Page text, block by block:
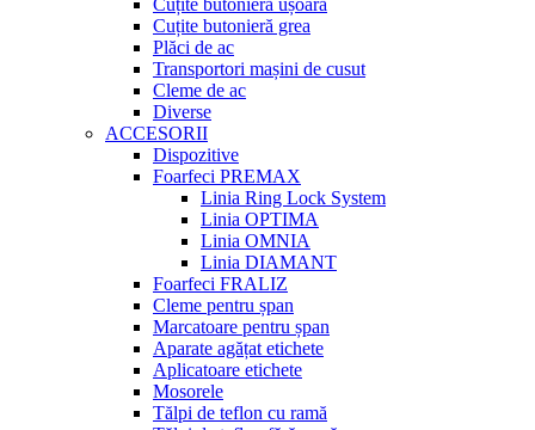
Cuțite butonieră ușoară
Cuțite butonieră grea
Plăci de ac
Transportori mașini de cusut
Cleme de ac
Diverse
ACCESORII
Dispozitive
Foarfeci PREMAX
Linia Ring Lock System
Linia OPTIMA
Linia OMNIA
Linia DIAMANT
Foarfeci FRALIZ
Cleme pentru șpan
Marcatoare pentru șpan
Aparate agățat etichete
Aplicatoare etichete
Mosorele
Tălpi de teflon cu ramă